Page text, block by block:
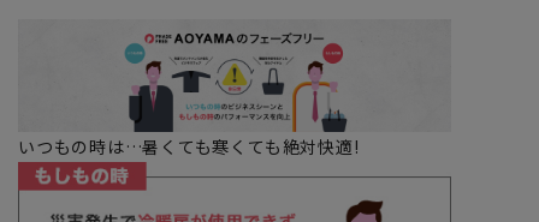
いつもの時は…暑くても寒くても絶対快適!